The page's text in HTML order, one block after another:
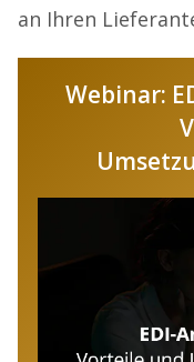
an Ihren
Webinar: